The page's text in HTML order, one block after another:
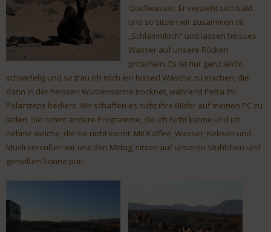
Quellwasser. Er verzieht sich bald
und so sitzen wir zusammen im
„Schlammloch“ und lassen heisses
Wasser auf unsere Rücken
pritscheln. Es ist nur ganz leicht
schwefelig und so trau ich mich ein bisserl Wäsche zu machen, die
dann in der heissen Wüstensonne trocknet, während Petra ihr
Polarsteps bedient. Wir schaffen es nicht ihre Bilder auf meinen PC zu
laden. Sie nimmt andere Programme, die ich nicht kenne und ich
nehme welche, die sie nicht kennt. Mit Kaffee, Wasser, Keksen und
Müsli versüßen wir uns den Mittag, sitzen auf unseren Stühlchen und
genießen Sonne pur.